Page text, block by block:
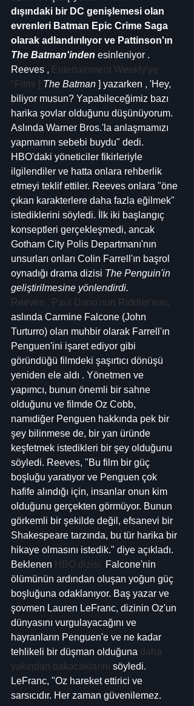
dışındaki bir DC genişlemesi olan
evrenleri Batman Epic Crime Saga
olarak adlandırılıyor ve Pattinson'ın
The Batman'inden esinleniyor .
Reeves , Entertainment Weekly'ye
"Filmi [ The Batman ] yazarken , 'Hey,
biliyor musun? Yapabileceğimiz bazı
harika şovlar olduğunu düşünüyorum.
Aslında Warner Bros.'la anlaşmamızı
yapmamın sebebi buydu" dedi.
HBO'daki yöneticiler fikirleriyle
ilgilendiler ve hatta onlara rehberlik
etmeyi teklif ettiler. Reeves onlara "öne
çıkan karakterlere daha fazla eğilmek"
istediklerini söyledi. İlk iki başlangıç ​​
konseptleri gerçekleşmedi, ancak
Gotham City Polis Departmanı'nın
unsurları onları Colin Farrell'ın başrol
oynadığı drama dizisi The Penguin'in
geliştirilmesine yönlendirdi.
Reeves , Paul Dano'nun Riddler'ının,
aslında Carmine Falcone (John
Turturro) olan muhbir olarak Farrell'ın
Penguen'ini işaret ediyor gibi
göründüğü filmdeki şaşırtıcı dönüşü
yeniden ele aldı . Yönetmen ve
yapımcı, bunun önemli bir sahne
olduğunu ve filmde Oz Cobb,
namıdiğer Penguen hakkında pek bir
şey bilinmese de, bir yan üründe
keşfetmek istedikleri bir şey olduğunu
söyledi. Reeves, "Bu film bir güç
boşluğu yaratıyor ve Penguen çok
hafife alındığı için, insanlar onun kim
olduğunu gerçekten görmüyor. Bunun
görkemli bir şekilde değil, efsanevi bir
Shakespeare tarzında, bu tür harika bir
hikaye olmasını istedik." diye açıkladı.
Beklenen HBO dizisi, Falcone'nin
ölümünün ardından oluşan yoğun güç
boşluğuna odaklanıyor. Baş yazar ve
şovmen Lauren LeFranc, dizinin Oz'un
dünyasını vurgulayacağını ve
hayranların Penguen'e ve ne kadar
tehlikeli bir düşman olduğuna daha
yakından bakacaklarını söyledi.
LeFranc, "Oz hareket ettirici ve
sarsıcıdır. Her zaman güvenilemez.